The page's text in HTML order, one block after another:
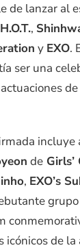
de lanzar al
H.O.T.,
y EXO.
ser una
incluye
de
, EXO’s
grupo
icónicos de la